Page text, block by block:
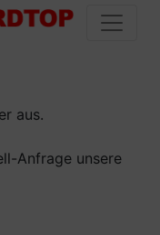
aus.
Anfrage unsere